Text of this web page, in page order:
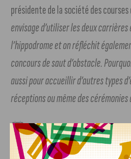
présidente de la société des
envisage d’utiliser les deux carrières
l’hippodrome et on réfléchit
concours de saut d’obstacle.
aussi pour accueillir d’autres types
réceptions ou même des cérémonies
La deuxième course hippique de
Vitteaux se déroulerale dimanche